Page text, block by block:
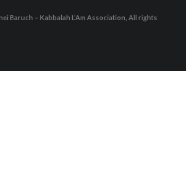
Baruch – Kabbalah L’Am Association, All rights